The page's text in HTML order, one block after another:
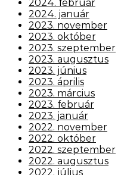
2024. február
2024. január
2023. november
2023. október
2023. szeptember
2023. augusztus
2023. június
2023. április
2023. március
2023. február
2023. január
2022. november
2022. október
2022. szeptember
2022. augusztus
2022. július